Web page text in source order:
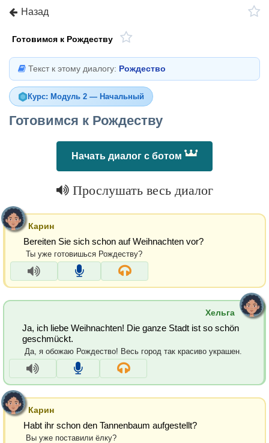
Назад
Готовимся к Рождеству
Текст к этому диалогу: Рождество
Курс: Модуль 2 — Начальный
Готовимся к Рождеству
Начать диалог с ботом
Прослушать весь диалог
Карин
Bereiten Sie sich schon auf Weihnachten vor?
Ты уже готовишься Рождеству?
Хельга
Ja, ich liebe Weihnachten! Die ganze Stadt ist so schön
geschmückt.
Да, я обожаю Рождество! Весь город так красиво украшен.
Карин
Habt ihr schon den Tannenbaum aufgestellt?
Вы уже поставили ёлку?